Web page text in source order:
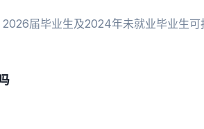
届毕业生及2024年未就业毕业生可